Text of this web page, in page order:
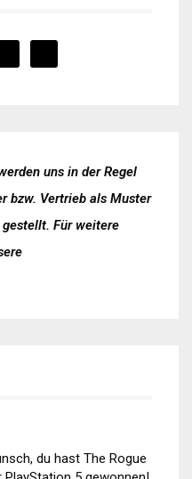
uns in der Regel
bzw. Vertrieb als Muster
gestellt. Für weitere
du hast The Rogue